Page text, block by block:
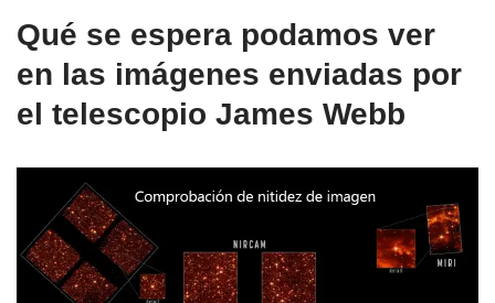
Qué se espera podamos ver
en las imágenes enviadas por
el telescopio James Webb